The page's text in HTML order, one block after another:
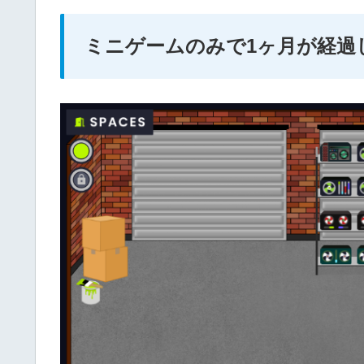
ミニゲームのみで1ヶ月が経過